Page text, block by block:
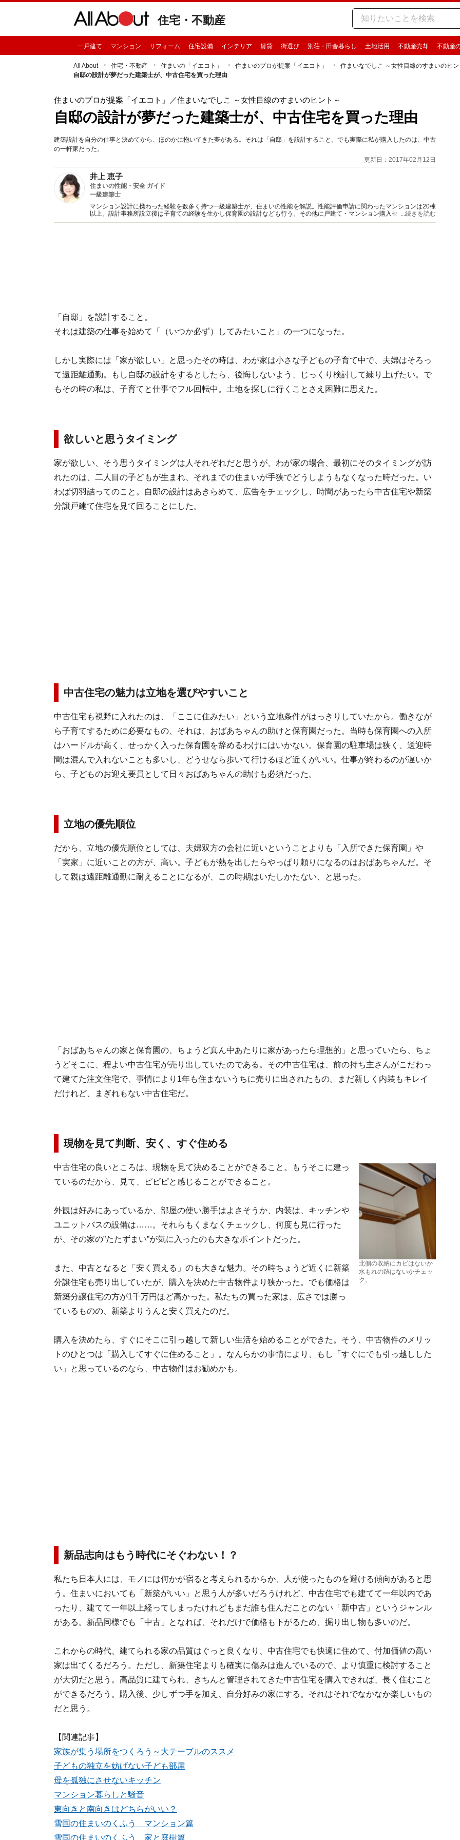
住宅・不動産
一戸建て マンション リフォーム 住宅設備 インテリア 賃貸 街選び 別荘・田舎暮らし 土地活用 不動産売却 不動産
All About 住宅・不動産 住まいの「イエコト」 住まいのプロが提案「イエコト」
住まいなでしこ ～女性目線のすまいのヒン
自邸の設計が夢だった建築士が、中古住宅を買った理由
住まいのプロが提案「イエコト」 ／住まいなでしこ ～女性目線のすまいのヒント～
自邸の設計が夢だった建築士が、中古住宅を買った理由
建築設計を自分の仕事と決めてから、ほのかに抱いてきた夢がある。それは「自邸」を設計すること。でも実際に私が購入したのは、中古
の一軒家だった。
更新日：2017年02月12日
井上 恵子
住まいの性能・安全 ガイド
一級建築士
マンション設計に携わった経験を数多く持つ一級建築士が、住まいの性能を解説。性能評価申請に関わったマンションは20棟
以上。設計事務所設立後は子育ての経験を生かし保育園の設計なども行う。その他に戸建て・マンション購入セミナー講師、
新聞へのコラム連載など。
...続きを読む
「自邸」を設計すること。
それは建築の仕事を始めて「（いつか必ず）してみたいこと」の一つになった。
しかし実際には「家が欲しい」と思ったその時は、わが家は小さな子どもの子育て中で、夫婦はそろっ
て遠距離通勤。もし自邸の設計をするとしたら、後悔しないよう、じっくり検討して練り上げたい。で
もその時の私は、子育てと仕事でフル回転中。土地を探しに行くことさえ困難に思えた。
欲しいと思うタイミング
家が欲しい、そう思うタイミングは人それぞれだと思うが、わが家の場合、最初にそのタイミングが訪
れたのは、二人目の子どもが生まれ、それまでの住まいが手狭でどうしようもなくなった時だった。い
わば切羽詰ってのこと。自邸の設計はあきらめて、広告をチェックし、時間があったら中古住宅や新築
分譲戸建て住宅を見て回ることにした。
中古住宅の魅力は立地を選びやすいこと
中古住宅も視野に入れたのは、「ここに住みたい」という立地条件がはっきりしていたから。働きなが
ら子育てするために必要なもの、それは、おばあちゃんの助けと保育園だった。当時も保育園への入所
はハードルが高く、せっかく入った保育園を辞めるわけにはいかない。保育園の駐車場は狭く、送迎時
間は混んで入れないことも多いし、どうせなら歩いて行けるほど近くがいい。仕事が終わるのが遅いか
ら、子どものお迎え要員として日々おばあちゃんの助けも必須だった。
立地の優先順位
だから、立地の優先順位としては、夫婦双方の会社に近いということよりも「入所できた保育園」や
「実家」に近いことの方が、高い。子どもが熱を出したらやっぱり頼りになるのはおばあちゃんだ。そ
して親は遠距離通勤に耐えることになるが、この時期はいたしかたない、と思った。
「おばあちゃんの家と保育園の、ちょうど真ん中あたりに家があったら理想的」と思っていたら、ちょ
うどそこに、程よい中古住宅が売り出していたのである。その中古住宅は、前の持ち主さんがこだわっ
て建てた注文住宅で、事情により1年も住まないうちに売りに出されたもの。まだ新しく内装もキレイ
だけれど、まぎれもない中古住宅だ。
現物を見て判断、安く、すぐ住める
北側の収納にカビはないか
水もれの跡はないかチェッ
ク。
中古住宅の良いところは、現物を見て決めることができること。もうそこに建っ
ているのだから、見て、ピピピと感じることができること。
外観は好みにあっているか、部屋の使い勝手はよさそうか、内装は、キッチンや
ユニットバスの設備は……。それらもくまなくチェックし、何度も見に行った
が、その家の”たたずまい”が気に入ったのも大きなポイントだった。
また、中古となると「安く買える」のも大きな魅力。その時ちょうど近くに新築
分譲住宅も売り出していたが、購入を決めた中古物件より狭かった。でも価格は
新築分譲住宅の方が1千万円ほど高かった。私たちの買った家は、広さでは勝っ
ているものの、新築よりうんと安く買えたのだ。
購入を決めたら、すぐにそこに引っ越して新しい生活を始めることができた。そう、中古物件のメリッ
トのひとつは「購入してすぐに住めること」。なんらかの事情により、もし「すぐにでも引っ越しした
い」と思っているのなら、中古物件はお勧めかも。
新品志向はもう時代にそぐわない！？
私たち日本人には、モノには何かが宿ると考えられるからか、人が使ったものを避ける傾向があると思
う。住まいにおいても「新築がいい」と思う人が多いだろうけれど、中古住宅でも建てて一年以内であ
ったり、建てて一年以上経ってしまったけれどもまだ誰も住んだことのない「新中古」というジャンル
がある。新品同様でも「中古」となれば、それだけで価格も下がるため、掘り出し物も多いのだ。
これからの時代、建てられる家の品質はぐっと良くなり、中古住宅でも快適に住めて、付加価値の高い
家は出てくるだろう。ただし、新築住宅よりも確実に傷みは進んでいるので、より慎重に検討すること
が大切だと思う。高品質に建てられ、きちんと管理されてきた中古住宅を購入できれば、長く住むこと
ができるだろう。購入後、少しずつ手を加え、自分好みの家にする。それはそれでなかなか楽しいもの
だと思う。
【関連記事】
家族が集う場所をつくろう～大テーブルのススメ
子どもの独立を妨げない子ども部屋
母を孤独にさせないキッチン
マンション暮らしと騒音
東向きと南向きはどちらがいい？
雪国の住まいのくふう マンション篇
雪国の住まいのくふう 家と庭樹篇